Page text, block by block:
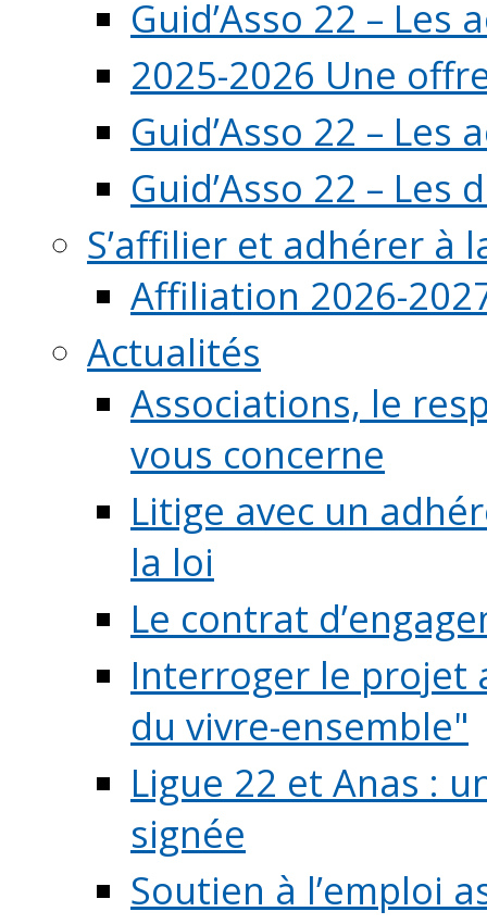
Guid’Asso 22 – Les
2025-2026 Une
Guid’Asso 22 –
Guid’Asso 22 – Les
S’affilier et adhérer à
Affiliation 2026-
Actualités
Associations, le
vous concerne
Litige avec un
la loi
Le contrat
Interroger le projet
du vivre-ensemble"
Ligue 22 et Anas :
signée
Soutien à l’emploi